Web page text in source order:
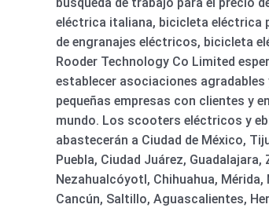
búsqueda de trabajo para el precio
eléctrica italiana, bicicleta eléctrica
de engranajes eléctricos, bicicleta
Rooder Technology Co Limited
establecer asociaciones
pequeñas empresas con clientes y
mundo. Los scooters eléctricos y
abastecerán a Ciudad de México,
Puebla, Ciudad Juárez,
Nezahualcóyotl, Chihuahua, Mérida,
Cancún, Saltillo, Aguascalientes,